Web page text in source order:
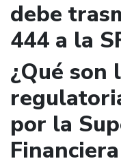
debe
444 a la
¿Qué son
por la